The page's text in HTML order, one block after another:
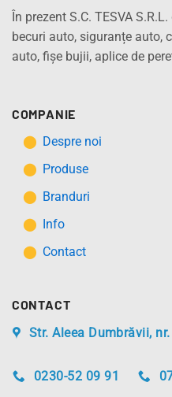
În prezent S.C. TESVA
becuri auto, siguranțe auto,
auto, fișe bujii, aplice de
COMPANIE
Despre noi
Produse
Branduri
Info
Contact
CONTACT
Str. Aleea Dumbrăvii,
0230-52 09 91